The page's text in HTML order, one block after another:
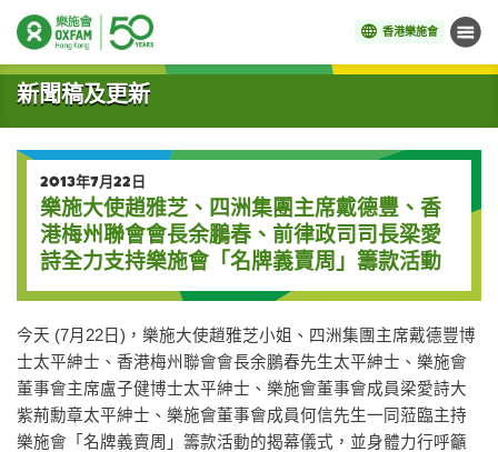
香港樂施會 目錄
開始主要內容
新聞稿及更新
2013年7月22日
樂施大使趙雅芝、四洲集團主席戴德豐、香
港梅州聯會會長余鵬春、前律政司司長梁愛
詩全力支持樂施會「名牌義賣周」籌款活動
今天 (7月22日)，樂施大使趙雅芝小姐、四洲集團主席戴德豐博
士太平紳士、香港梅州聯會會長余鵬春先生太平紳士、樂施會
董事會主席盧子健博士太平紳士、樂施會董事會成員梁愛詩大
紫荊勳章太平紳士、樂施會董事會成員何信先生一同蒞臨主持
樂施會「名牌義賣周」籌款活動的揭幕儀式，並身體力行呼籲